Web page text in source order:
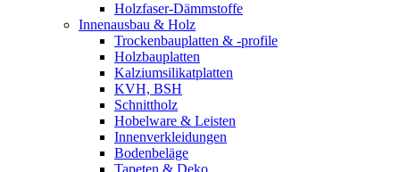
Holzfaser-Dämmstoffe
Innenausbau & Holz
Trockenbauplatten & -profile
Holzbauplatten
Kalziumsilikatplatten
KVH, BSH
Schnittholz
Hobelware & Leisten
Innenverkleidungen
Bodenbeläge
Tapeten & Deko